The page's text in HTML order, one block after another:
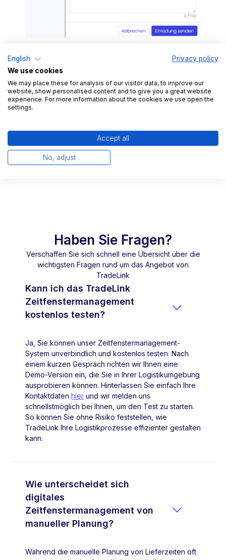
Jetzt testen
Produkt Tour starten
Haben Sie Fragen?
Verschaffen Sie sich schnell eine Übersicht über die
wichtigsten Fragen rund um das Angebot von
TradeLink
Kann ich das TradeLink
Zeitfenstermanagement
kostenlos testen?

Ja, Sie können unser Zeitfenstermanagement-
System unverbindlich und kostenlos testen. Nach
einem kurzen Gespräch richten wir Ihnen eine
Demo-Version ein, die Sie in Ihrer Logistikumgebung
ausprobieren können. Hinterlassen Sie einfach Ihre
Kontaktdaten hier und wir melden uns
schnellstmöglich bei Ihnen, um den Test zu starten.
So können Sie ohne Risiko feststellen, wie
TradeLink Ihre Logistikprozesse effizienter gestalten
kann.
Wie unterscheidet sich
digitales
Zeitfenstermanagement von
manueller Planung?

Während die manuelle Planung von Lieferzeiten oft
English
Privacy policy
We use cookies
We may place these for analysis of our visitor data, to improve our
website, show personalised content and to give you a great website
experience. For more information about the cookies we use open the
settings.
Accept all
No, adjust